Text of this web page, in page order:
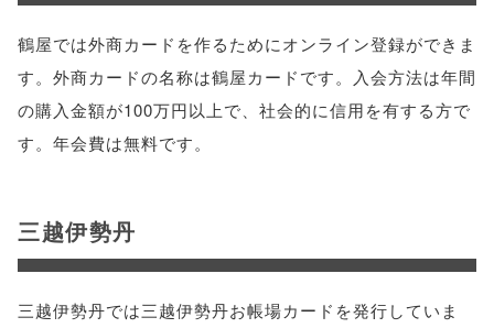
鶴屋では外商カードを作るためにオンライン登録ができま
す。外商カードの名称は鶴屋カードです。入会方法は年間
の購入金額が100万円以上で、社会的に信用を有する方で
す。年会費は無料です。
三越伊勢丹
三越伊勢丹では三越伊勢丹お帳場カードを発行していま